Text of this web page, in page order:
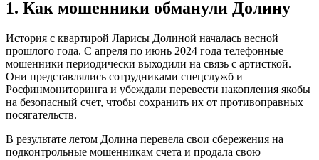
1. Как мошенники обманули Долину
История с квартирой Ларисы Долиной началась весной
прошлого года. С апреля по июнь 2024 года телефонные
мошенники периодически выходили на связь с артисткой.
Они представлялись сотрудниками спецслужб и
Росфинмониторинга и убеждали перевести накопления якобы
на безопасный счет, чтобы сохранить их от противоправных
посягательств.
В результате летом Долина перевела свои сбережения на
подконтрольные мошенникам счета и продала свою